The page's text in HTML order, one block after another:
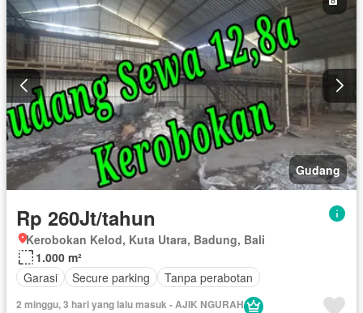
Gudang
Rp 260Jt/tahun
Kerobokan Kelod, Kuta Utara, Badung, Bali
1.000 m²
Garasi
Secure parking Tanpa perabotan
2 minggu, 3 hari yang lalu masuk - AJIK NGURAH